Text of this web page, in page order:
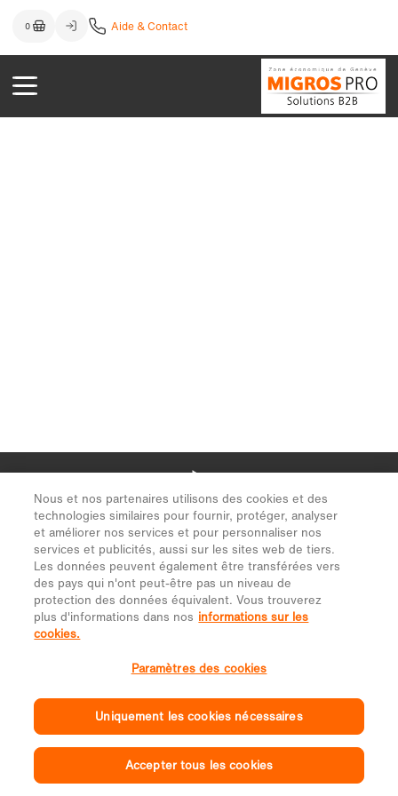
Nous et nos partenaires utilisons des cookies et des
technologies similaires pour fournir, protéger, analyser
et améliorer nos services et pour personnaliser nos
services et publicités, aussi sur les sites web de tiers.
Les données peuvent également être transférées vers
des pays qui n'ont peut-être pas un niveau de
protection des données équivalent. Vous trouverez
plus d'informations dans nos informations sur les
cookies.
Paramètres des cookies
Uniquement les cookies nécessaires
Accepter tous les cookies